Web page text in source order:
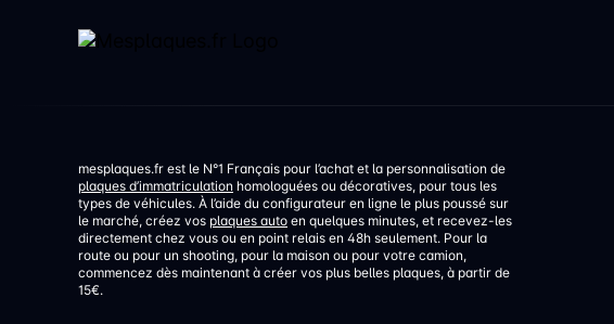
mesplaques.fr est le N°1 Français pour l’achat et la personnalisation de
plaques d’immatriculation homologuées ou décoratives, pour tous les
types de véhicules. À l’aide du configurateur en ligne le plus poussé sur
le marché, créez vos plaques auto en quelques minutes, et recevez-les
directement chez vous ou en point relais en 48h seulement. Pour la
route ou pour un shooting, pour la maison ou pour votre camion,
commencez dès maintenant à créer vos plus belles plaques, à partir de
15€.